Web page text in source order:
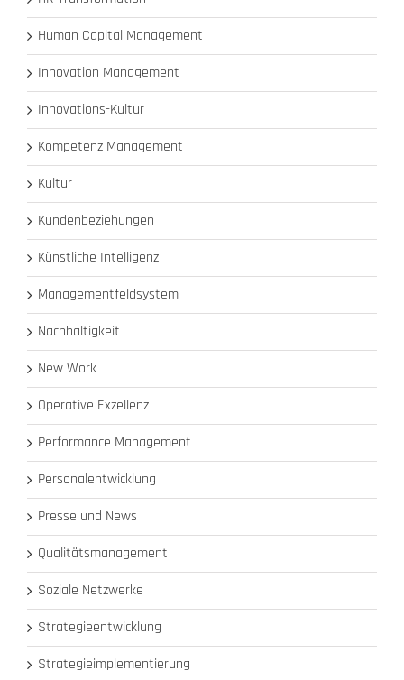
Human Capital Management
Innovation Management
Innovations-Kultur
Kompetenz Management
Kultur
Kundenbeziehungen
Künstliche Intelligenz
Managementfeldsystem
Nachhaltigkeit
New Work
Operative Exzellenz
Performance Management
Personalentwicklung
Presse und News
Qualitätsmanagement
Soziale Netzwerke
Strategieentwicklung
Strategieimplementierung